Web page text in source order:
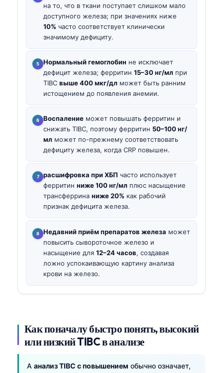
на то, что в ткани поступает слишком мало
доступного железа; при значениях ниже
10% часто соответствует клинически
значимому дефициту.
Нормальный гемоглобин не исключает
дефицит железа; ферритин 15–30 нг/мл при
TIBC выше 400 мкг/дл может быть ранним
истощением до появления анемии.
Воспаление может повышать ферритин и
снижать TIBC, поэтому ферритин 50–100 нг/
мл может по-прежнему соответствовать
дефициту железа, когда CRP повышен.
расшифровка при ХБП часто использует
ферритин ниже 100 нг/мл плюс насыщение
трансферрина ниже 20% как рабочий
признак дефицита железа.
Недавний приём препаратов железа может
повысить сывороточное железо и
насыщение для 12–24 часов, создавая
ложно успокаивающую картину анализа
крови на железо.
Как поначалу быстро понять, высокий
или низкий TIBC в анализе
A анализ TIBC с повышением обычно означает,